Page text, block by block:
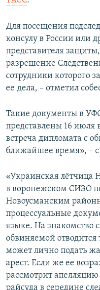
Для посещения
консулу в России или
представителя
разрешение
сотрудники которого
ее дела, – отметил
Такие документы в
представлены 16 июля
встреча дипломата с
ближайшее время», –
«Украинская лётчица
в воронежском СИЗО
Новоусманским
процессуальные
языке. На знакомство
обвиняемой отводится
может лично подать
арест. Если же ее
рассмотрит
райсуда в середине